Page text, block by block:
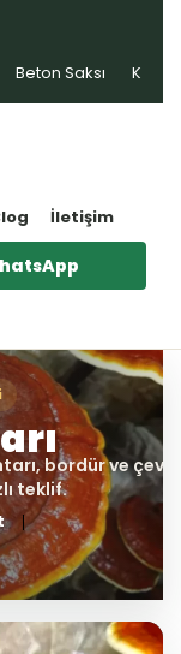
Beton Saksı Kablo
İletişim